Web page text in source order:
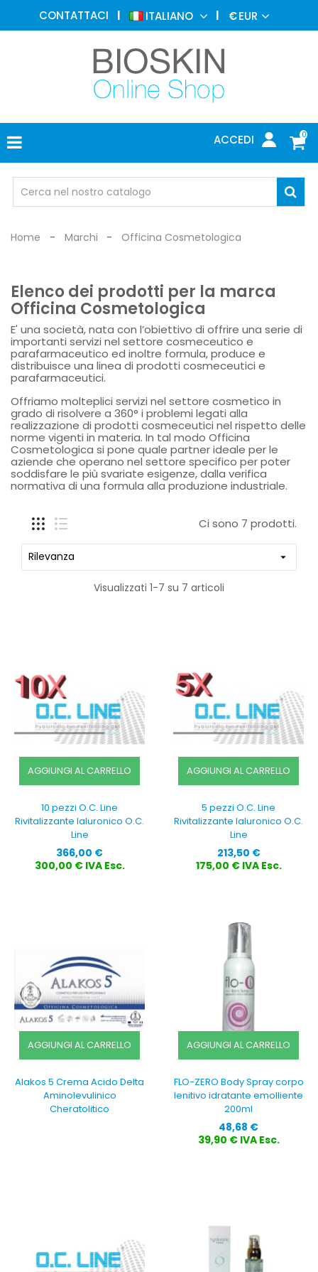
CONTATTACI ITALIANO €EUR
0
ACCEDI
MEDICINA
ESTETICA
DERMATOLOGIA
FOTOTERAPIA
ELETTROMEDICALI
MEDICO
OCCHIALI
DI
Home Marchi Officina Cosmetologica
Elenco dei prodotti per la marca
Officina Cosmetologica
E' una società, nata con l’obiettivo di offrire una serie di
importanti servizi nel settore cosmeceutico e
parafarmaceutico ed inoltre formula, produce e
distribuisce una linea di prodotti cosmeceutici e
parafarmaceutici.
Offriamo molteplici servizi nel settore cosmetico in
grado di risolvere a 360° i problemi legati alla
realizzazione di prodotti cosmeceutici nel rispetto delle
norme vigenti in materia. In tal modo Officina
Cosmetologica si pone quale partner ideale per le
aziende che operano nel settore specifico per poter
soddisfare le più svariate esigenze, dalla verifica
normativa di una formula alla produzione industriale.
Ci sono 7 prodotti.
Rilevanza 
Visualizzati 1-7 su 7 articoli
AGGIUNGI AL CARRELLO
10 pezzi O.C. Line
Rivitalizzante Ialuronico O.C.
Line
Prezzo
366,00 €
300,00 € IVA Esc.
AGGIUNGI AL CARRELLO
5 pezzi O.C. Line
Rivitalizzante Ialuronico O.C.
Line
Prezzo
213,50 €
175,00 € IVA Esc.
AGGIUNGI AL CARRELLO
Alakos 5 Crema Acido Delta
Aminolevulinico
Cheratolitico
AGGIUNGI AL CARRELLO
FLO-ZERO Body Spray corpo
lenitivo idratante emolliente
200ml
Prezzo
48,68 €
39,90 € IVA Esc.